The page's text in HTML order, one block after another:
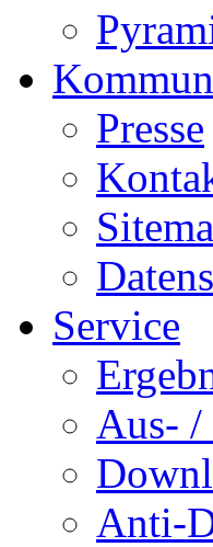
Presse
Service
Aus-
Anti-